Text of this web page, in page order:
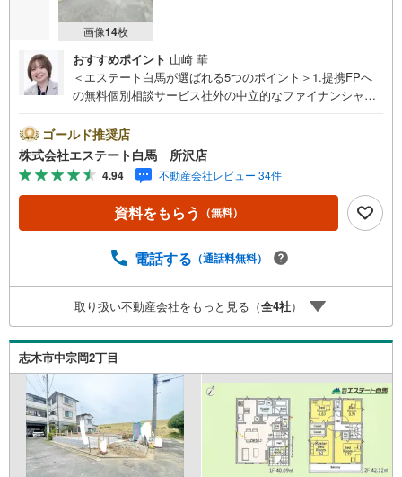
画像14枚
おすすめポイント 山崎 華
＜エステート白馬が選ばれる5つのポイント＞1.提携FPへ
の無料個別相談サービス社外の中立的なファイナンシャル
や学費等も含めてシミュレーションをご提案できます2.物
件情報が豊富所沢市を中心にたくさんの情報をご用意して
おります。インターネット広告前の物件も多数取り揃えて
おります。お客様のご希望エリアをお申し付けください。
3.自社グループでリフォーム、新築請負所沢店の3階はリフ
ォーム、注文建築部門の相談スペースです。一級建築士を
て、リフォームや注文建築についてご相談頂けます4.年中
～19:00 この時間はお電話でのお問合わせがスムーズです
5.お子様連れでおこしくださいキッズスペース、授乳室、
オムツ替えベッド、アンパンマンジュースをご用意してお
ります。ご見学ご希望の方は、右上の“室内・現地を見学す
る（無料）をボタンからご予約ください。
ゴールド推奨店
株式会社エステート白馬 所沢店
4.94 不動産会社レビュー 34件
資料をもらう （無料）
電話する （通話料無料）
取り扱い不動産会社をもっと見る（全4社）
志木市中宗岡2丁目